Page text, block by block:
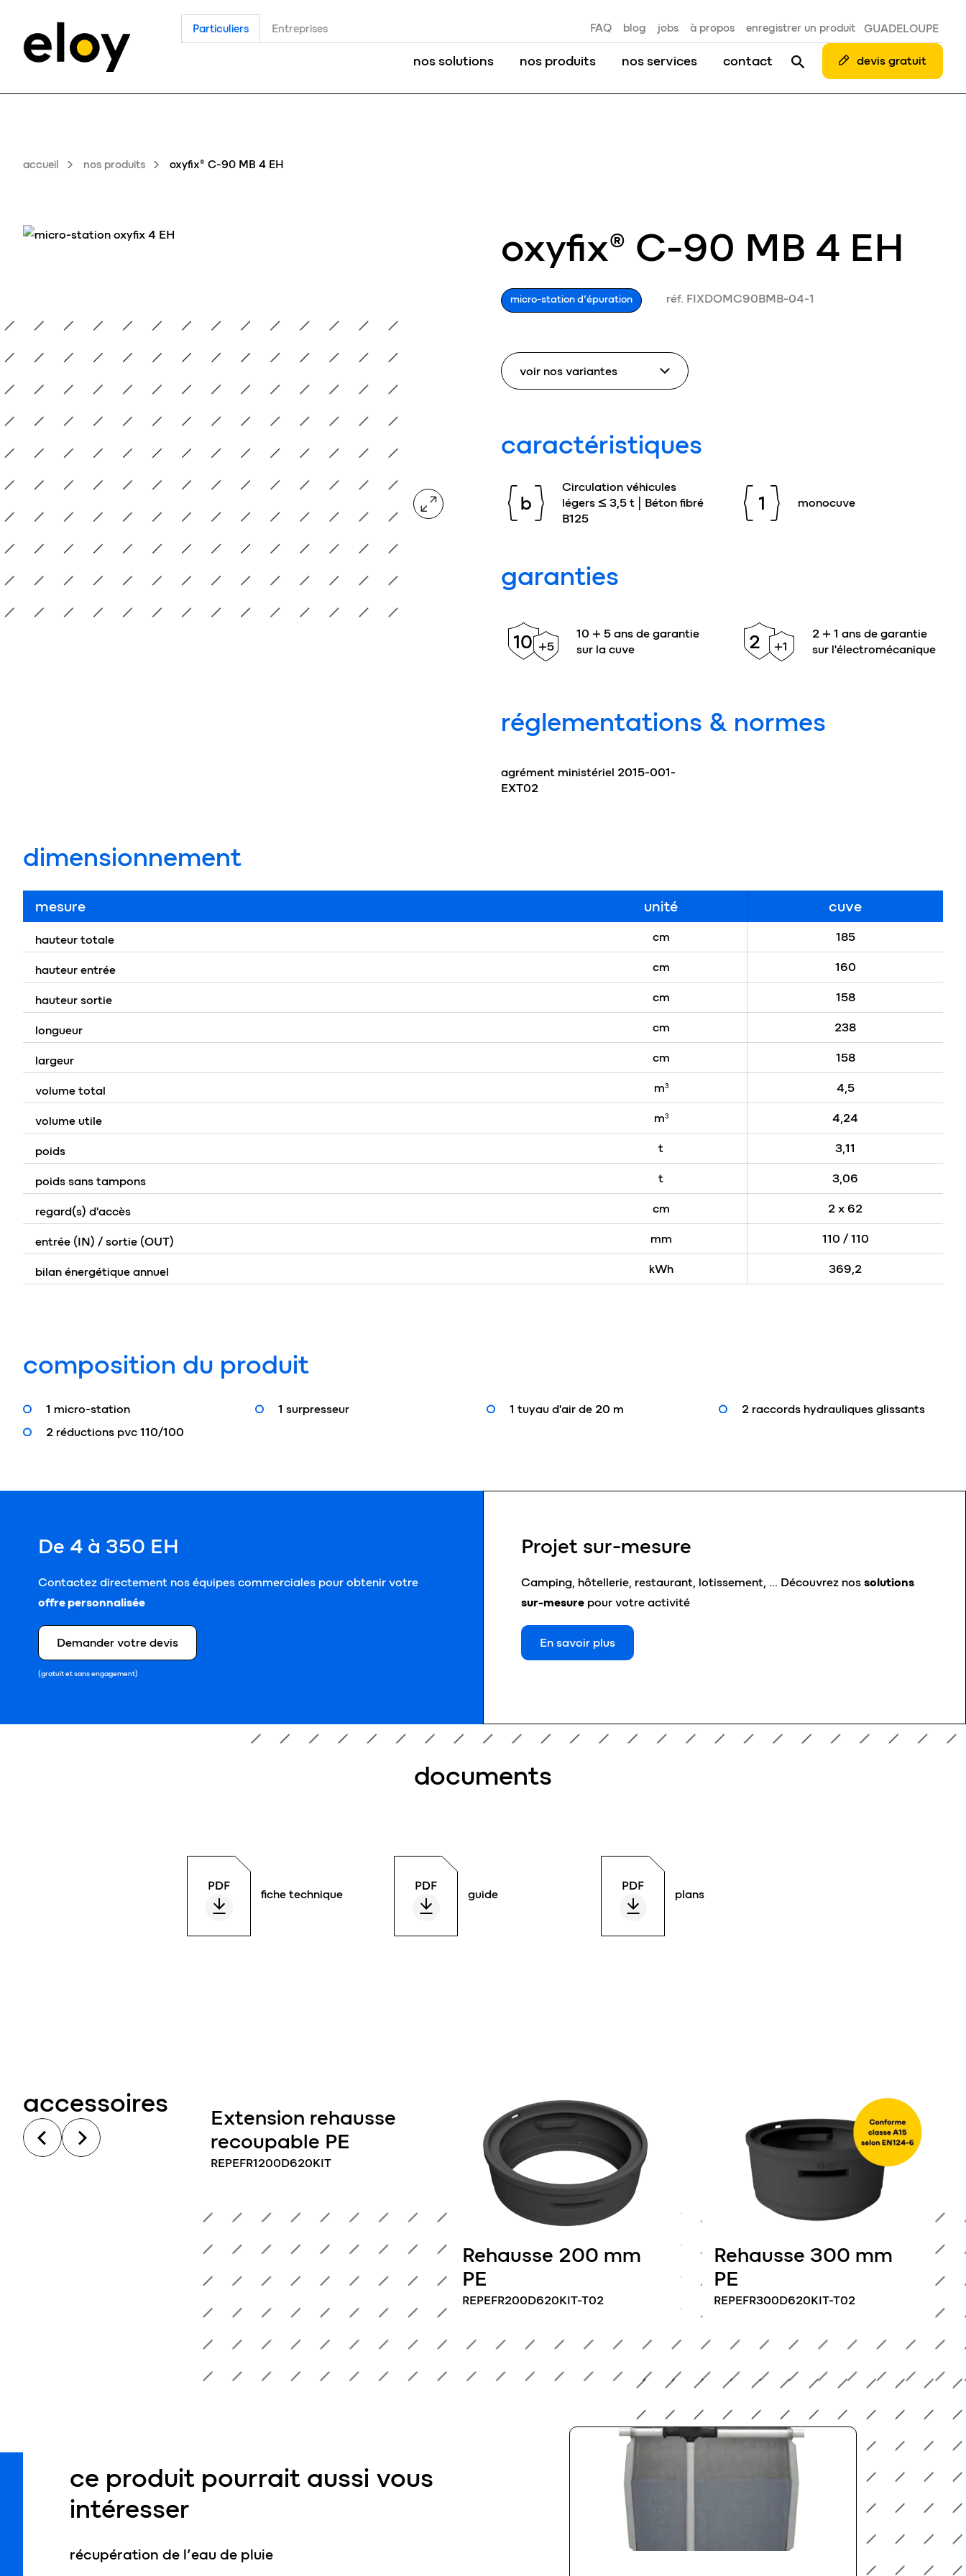
Particuliers Entreprises FAQ blog jobs à propos enregistrer un produit GUADELOUPE
nos solutions nos produits nos services contact devis gratuit
accueil nos produits oxyfix® C-90 MB 4 EH
agrandir l'image
oxyfix® C-90 MB 4 EH
micro-station d’épuration réf. FIXDOMC90BMB-04-1
caractéristiques
b
Circulation véhicules
légers ≤ 3,5 t | Béton fibré
B125
1 monocuve
garanties
10 +5
10 + 5 ans de garantie
sur la cuve
2 +1
2 + 1 ans de garantie
sur l'électromécanique
réglementations & normes
agrément ministériel 2015-001-
EXT02
dimensionnement
mesure unité cuve
hauteur totale cm 185
hauteur entrée cm 160
hauteur sortie cm 158
longueur cm 238
largeur cm 158
volume total m³ 4,5
volume utile m³ 4,24
poids t 3,11
poids sans tampons t 3,06
regard(s) d'accès cm 2 x 62
entrée (IN) / sortie (OUT) mm 110 / 110
bilan énergétique annuel kWh 369,2
composition du produit
1 micro-station 1 surpresseur 1 tuyau d'air de 20 m
2 raccords hydrauliques glissants
2 réductions pvc 110/100
De 4 à 350 EH
Contactez directement nos équipes commerciales pour obtenir votre
offre personnalisée
Demander votre devis
(gratuit et sans engagement)
Projet sur-mesure
Camping, hôtellerie, restaurant, lotissement, … Découvrez nos solutions
sur-mesure pour votre activité
En savoir plus
documents
fiche technique guide plans
accessoires
Extension rehausse
recoupable PE
REPEFR1200D620KIT
Rehausse 200 mm
PE
REPEFR200D620KIT-T02
Rehausse 300 mm
PE
REPEFR300D620KIT-T02
ce produit pourrait aussi vous
intéresser
récupération de l’eau de pluie